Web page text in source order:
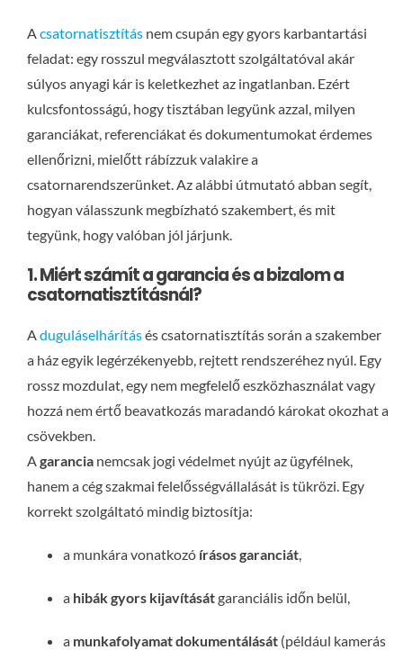
Acsatornatisztításnem csupán egy gyors karbantartási
feladat: egy rosszul megválasztott szolgáltatóval akár
súlyos anyagi kár is keletkezhet az ingatlanban. Ezért
kulcsfontosságú, hogy tisztában legyünk azzal, milyen
garanciákat, referenciákat és dokumentumokat érdemes
ellenőrizni, mielőtt rábízzuk valakire a
csatornarendszerünket. Az alábbi útmutató abban segít,
hogyan válasszunk megbízható szakembert, és mit
tegyünk, hogy valóban jól járjunk.
1. Miért számít a garancia és a bizalom a
csatornatisztításnál?
A duguláselhárításés csatornatisztítás során a szakember
a ház egyik legérzékenyebb, rejtett rendszeréhez nyúl. Egy
rossz mozdulat, egy nem megfelelő eszközhasználat vagy
hozzá nem értő beavatkozás maradandó károkat okozhat a
csövekben.
A garancianemcsak jogi védelmet nyújt az ügyfélnek,
hanem a cég szakmai felelősségvállalását is tükrözi. Egy
korrekt szolgáltató mindig biztosítja:
a munkára vonatkozó írásos garanciát,
a hibák gyors kijavításátgaranciális időn belül,
a munkafolyamat dokumentálását(például kamerás